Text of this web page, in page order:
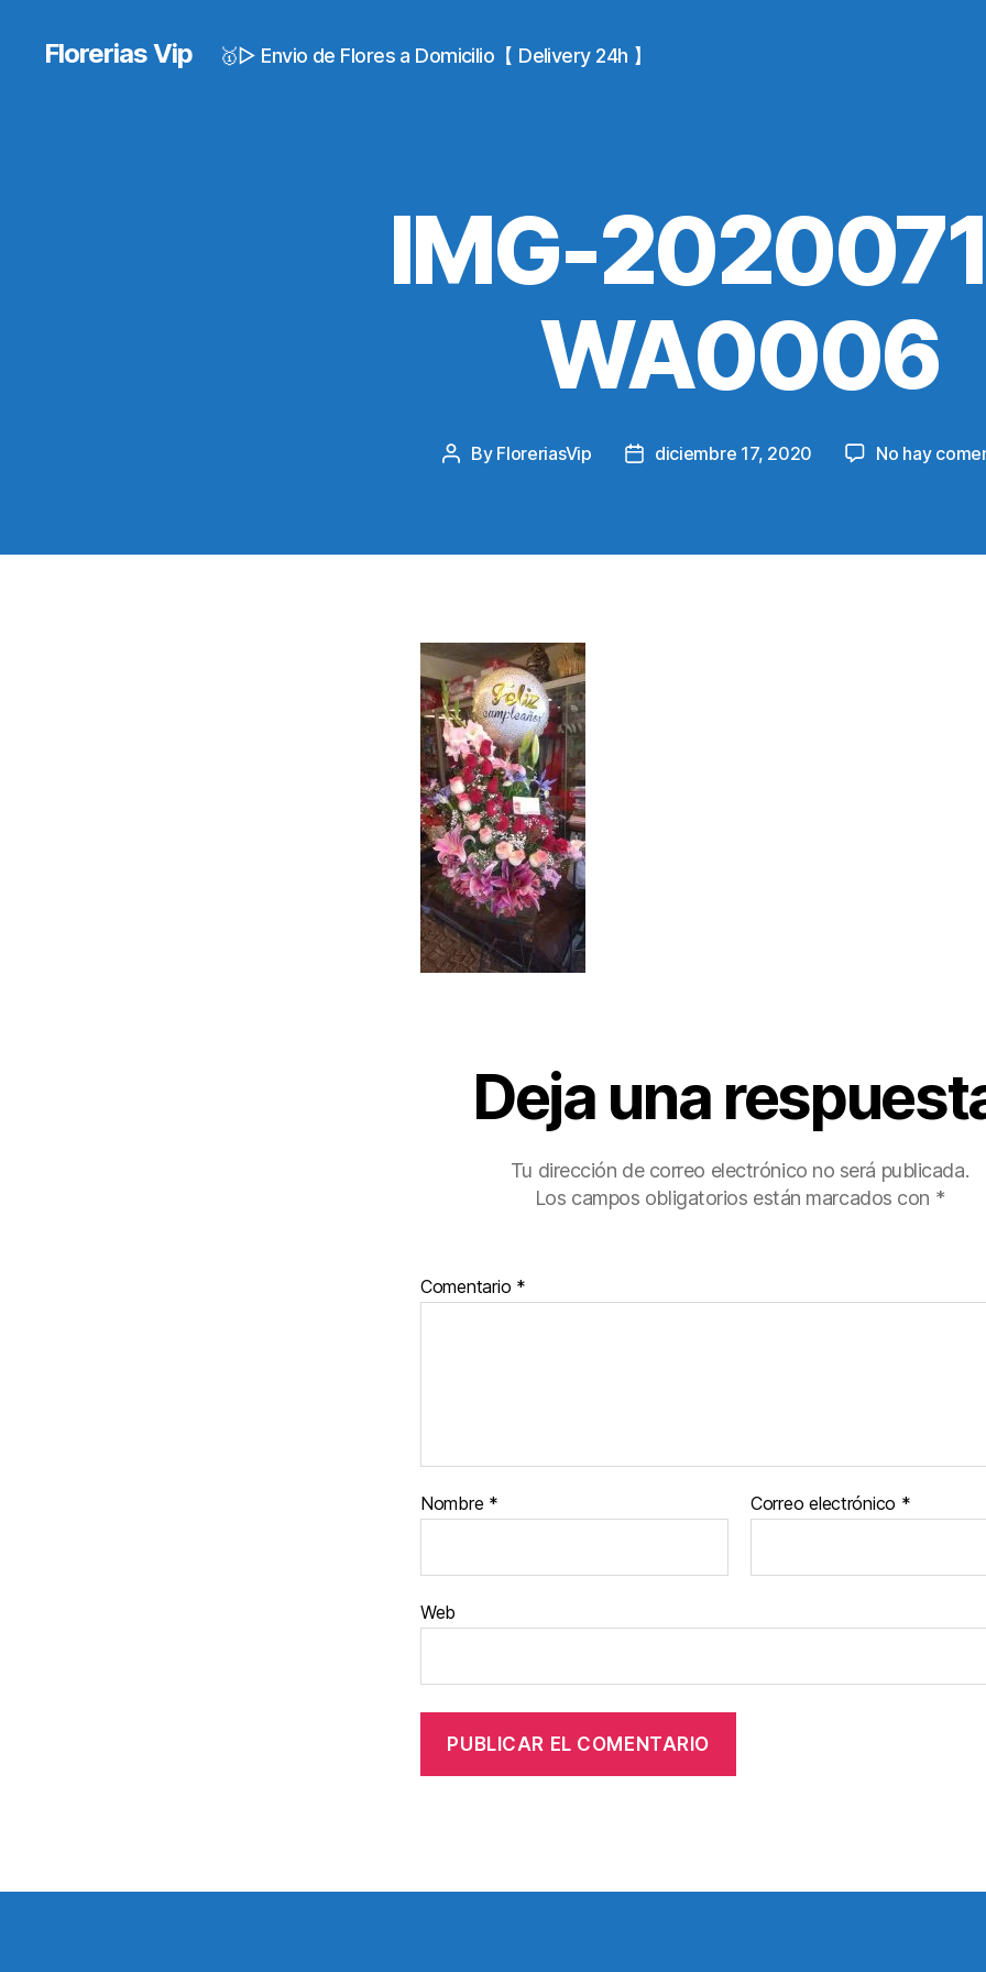
Florerias Vip 🥇▷ Envio de Flores a Domicilio【 Delivery 24h 】
IMG-
WA0006
Post
By FloreriasVip
Postdiciembre 17, 2020 No hay
Deja una
Tu dirección de correo electrónico no será publicada.
Los campos obligatorios están marcados con *
Comentario *
Nombre * Correo electrónico *
Web